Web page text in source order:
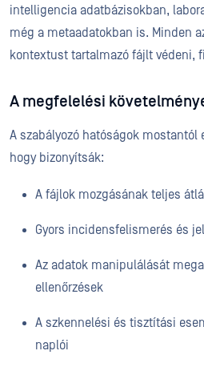
intelligencia adatbázisokban,
még a metaadatokban is. Minden
kontextust tartalmazó fájlt védeni,
A megfelelési
A szabályozó hatóságok mostantól
hogy bizonyítsák:
A fájlok mozgásának teljes
Gyors incidensfelismerés és
Az adatok manipulálását
ellenőrzések
A szkennelési és tisztítási
naplói